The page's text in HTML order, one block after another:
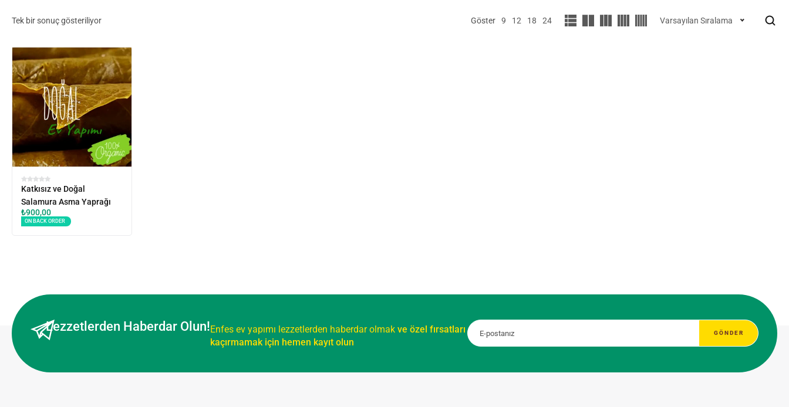
Tek bir sonuç gösteriliyor Göster 9 12 18 24 Varsayılan Sıralama
Katkısız ve Doğal
Salamura Asma Yaprağı
₺900,00
ON BACK ORDER
Lezzetlerden Haberdar Olun!Enfes ev yapımı lezzetlerden haberdar olmakve özel fırsatları
kaçırmamak için hemen kayıt olun